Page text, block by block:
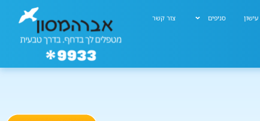
סניפים צור קשר